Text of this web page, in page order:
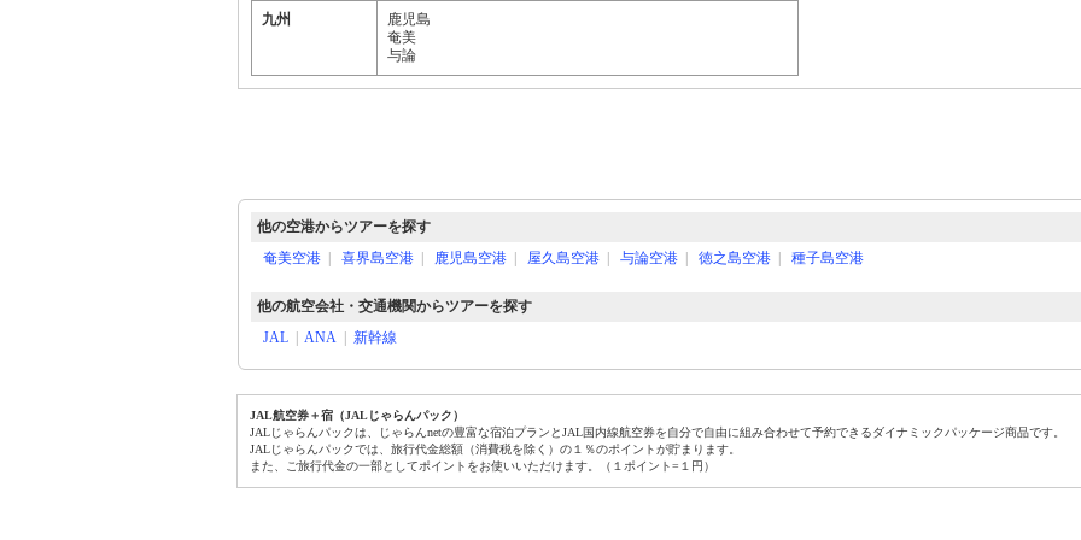
九州
鹿児島
奄美
与論
他の空港からツアーを探す
奄美空港
喜界島空港 鹿児島空港 屋久島空港 与論空港 徳之島空港 種子島空港
他の航空会社・交通機関からツアーを探す
JAL
ANA 新幹線
JAL航空券＋宿（JALじゃらんパック）
JALじゃらんパックは、じゃらんnetの豊富な宿泊プランとJAL国内線航空券を自分で自由に組み合わせて予約できるダイナミックパッケージ商品です。
JALじゃらんパックでは、旅行代金総額（消費税を除く）の１％のポイントが貯まります。
また、ご旅行代金の一部としてポイントをお使いいただけます。（１ポイント=１円）